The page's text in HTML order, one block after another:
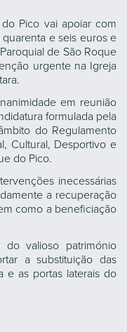
Pico vai apoiar com
e seis euros e
de São Roque
urgente na Igreja
em reunião
formulada pela
do Regulamento
Cultural, Desportivo e
do Pico.
inecessárias
a recuperação
como a beneficiação
valioso património
a substituição das
e as portas laterais do